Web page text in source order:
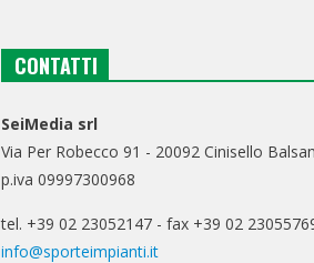
CONTATTI
SeiMedia srl
Via Per Robecco 91 - 20092 Cinisello
p.iva 09997300968
tel. +39 02 23052147 - fax +39 02
info@sporteimpianti.it